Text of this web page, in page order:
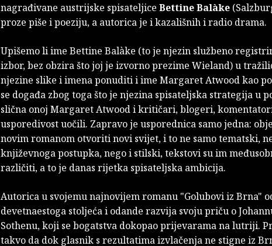
nagrađivane austrijske spisateljice Bettine Balàke
proze piše i poeziju, a autorica je i kazališnih i radio drama.
Upišemo li ime Bettine Balàke (to je njezin službeno
izbor, bez obzira što joj je izvorno prezime Wieland) u
njezine slike i imena ponuditi i ime Margaret Atwood kao
se događa zbog toga što je njezina spisateljska strategija u
slična onoj Margaret Atwood i kritičari, blogeri,
usporedivost uočili. Zapravo je usporednica samo jedna:
novim romanom otvoriti novi svijet, i to ne samo tematski,
književnoga postupka, nego i stilski, tekstovi su im
različiti, a to je danas rijetka spisateljska ambicija.
Autorica u svojemu najnovijem romanu "Golubovi iz Brna"
devetnaestoga stoljeća i odande razvija svoju priču o
Sothenu, koji se bogatstva dokopao prijevarama na lutriji.
takvo da dok glasnik s rezultatima izvlačenja ne stigne iz